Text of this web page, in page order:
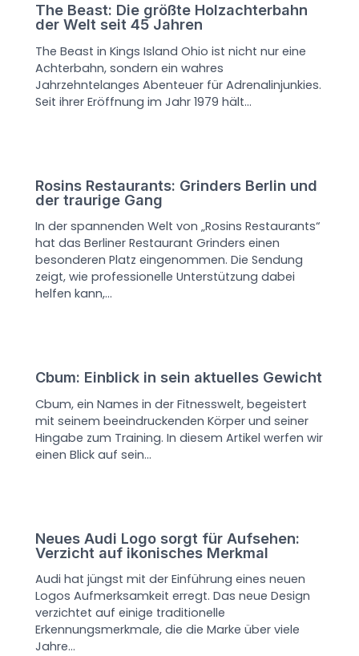
The Beast: Die größte Holzachterbahn
der Welt seit 45 Jahren
The Beast in Kings Island Ohio ist nicht nur eine
Achterbahn, sondern ein wahres
Jahrzehntelanges Abenteuer für Adrenalinjunkies.
Seit ihrer Eröffnung im Jahr 1979 hält…
Rosins Restaurants: Grinders Berlin und
der traurige Gang
In der spannenden Welt von „Rosins Restaurants“
hat das Berliner Restaurant Grinders einen
besonderen Platz eingenommen. Die Sendung
zeigt, wie professionelle Unterstützung dabei
helfen kann,…
Cbum: Einblick in sein aktuelles Gewicht
Cbum, ein Names in der Fitnesswelt, begeistert
mit seinem beeindruckenden Körper und seiner
Hingabe zum Training. In diesem Artikel werfen wir
einen Blick auf sein…
Neues Audi Logo sorgt für Aufsehen:
Verzicht auf ikonisches Merkmal
Audi hat jüngst mit der Einführung eines neuen
Logos Aufmerksamkeit erregt. Das neue Design
verzichtet auf einige traditionelle
Erkennungsmerkmale, die die Marke über viele
Jahre…